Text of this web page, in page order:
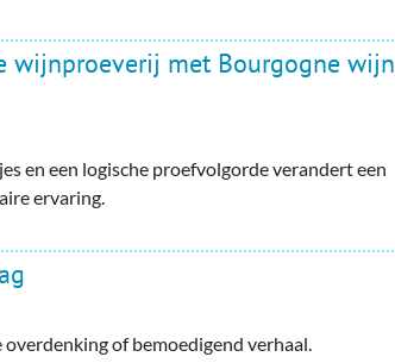
wijnproeverij met Bourgogne wijn
en een logische proefvolgorde verandert een
ervaring.
of bemoedigend verhaal.